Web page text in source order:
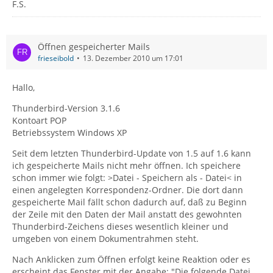
F.S.
Öffnen gespeicherter Mails
frieseibold 13. Dezember 2010 um 17:01
Hallo,
Thunderbird-Version 3.1.6
Kontoart POP
Betriebssystem Windows XP
Seit dem letzten Thunderbird-Update von 1.5 auf 1.6 kann
ich gespeicherte Mails nicht mehr öffnen. Ich speichere
schon immer wie folgt: >Datei - Speichern als - Datei< in
einen angelegten Korrespondenz-Ordner. Die dort dann
gespeicherte Mail fällt schon dadurch auf, daß zu Beginn
der Zeile mit den Daten der Mail anstatt des gewohnten
Thunderbird-Zeichens dieses wesentlich kleiner und
umgeben von einem Dokumentrahmen steht.
Nach Anklicken zum Öffnen erfolgt keine Reaktion oder es